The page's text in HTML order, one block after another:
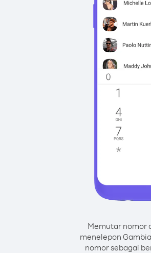
Memutar nomor
menelepon
nomor sebagai